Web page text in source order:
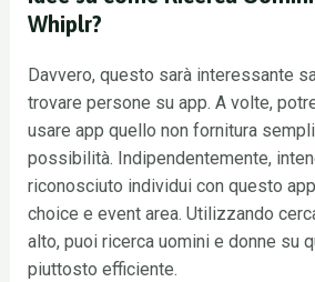
Whiplr?
Davvero, questo sarà interessante
trovare persone su app. A volte,
usare app quello non fornitura
possibilità. Indipendentemente,
riconosciuto individui con questo
choice e event area. Utilizzando
alto, puoi ricerca uomini e donne su
piuttosto efficiente.